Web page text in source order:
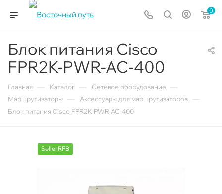
0
Блок питания Cisco
FPR2K-PWR-AC-400
Главная Каталог Сетевое оборудование
Маршрутизаторы Аксессуары для маршрутизаторов
Блок питания Cisco FPR2K-PWR-AC-400
Seller RFB